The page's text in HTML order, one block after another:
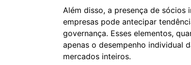
Além disso, a presença de sócios
empresas pode antecipar
governança. Esses elementos,
apenas o desempenho individual
mercados inteiros.